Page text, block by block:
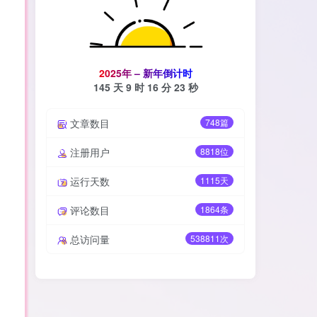
2025年– 新年倒计时
145 天 9 时 16 分 21 秒
748篇
文章数目
8818位
注册用户
1115天
运行天数
1864条
评论数目
538811次
总访问量